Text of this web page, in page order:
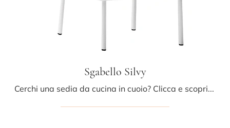
Sgabello Silvy
Cerchi una sedia da cucina in cuoio? Clicca e scopri il modello Sgabello Silvy di Midj per ultimare i tuoi spazi alla perfezione.